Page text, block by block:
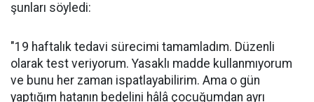
şunları söyledi:
"19 haftalık tedavi sürecimi tamamladım. Düzenli
olarak test veriyorum. Yasaklı madde kullanmıyorum
ve bunu her zaman ispatlayabilirim. Ama o gün
yaptığım hatanın bedelini hâlâ çocuğumdan ayrı